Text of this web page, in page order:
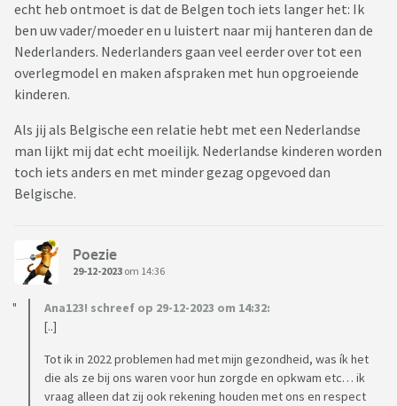
echt heb ontmoet is dat de Belgen toch iets langer het: Ik
ben uw vader/moeder en u luistert naar mij hanteren dan de
Nederlanders. Nederlanders gaan veel eerder over tot een
overlegmodel en maken afspraken met hun opgroeiende
kinderen.
Als jij als Belgische een relatie hebt met een Nederlandse
man lijkt mij dat echt moeilijk. Nederlandse kinderen worden
toch iets anders en met minder gezag opgevoed dan
Belgische.
Poezie
29-12-2023 om 14:36
Ana123! schreef op 29-12-2023 om 14:32:
[..]
Tot ik in 2022 problemen had met mijn gezondheid, was ík het
die als ze bij ons waren voor hun zorgde en opkwam etc… ik
vraag alleen dat zij ook rekening houden met ons en respect